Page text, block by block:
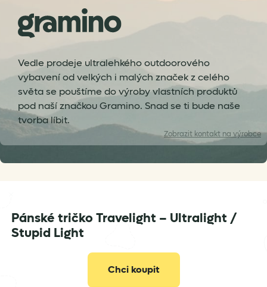
Vedle prodeje ultralehkého outdoorového
vybavení od velkých i malých značek z celého
světa se pouštíme do výroby vlastních produktů
pod naší značkou Gramino. Snad se ti bude naše
tvorba líbit.
Zobrazit kontakt na výrobce
info@gramino.cz
Pánské tričko Travelight – Ultralight /
Stupid Light
Chci koupit